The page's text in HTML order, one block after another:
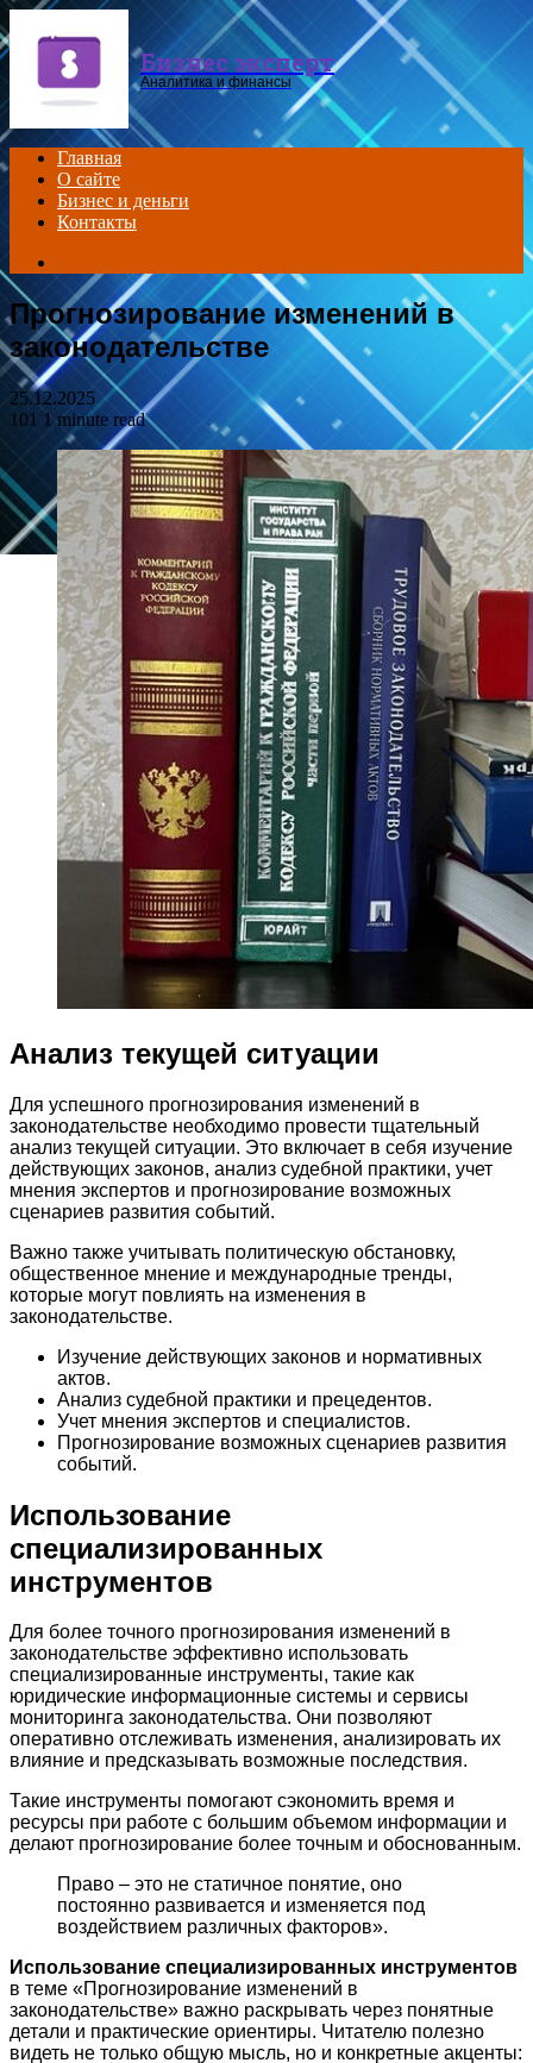
Бизнес эксперт
Аналитика и финансы
Главная
О сайте
Бизнес и деньги
Контакты
Прогнозирование изменений в
законодательстве
25.12.2025
101 1 minute read
Анализ текущей ситуации
Для успешного прогнозирования изменений в
законодательстве необходимо провести тщательный
анализ текущей ситуации. Это включает в себя изучение
действующих законов, анализ судебной практики, учет
мнения экспертов и прогнозирование возможных
сценариев развития событий.
Важно также учитывать политическую обстановку,
общественное мнение и международные тренды,
которые могут повлиять на изменения в
законодательстве.
Изучение действующих законов и нормативных
актов.
Анализ судебной практики и прецедентов.
Учет мнения экспертов и специалистов.
Прогнозирование возможных сценариев развития
событий.
Использование
специализированных
инструментов
Для более точного прогнозирования изменений в
законодательстве эффективно использовать
специализированные инструменты, такие как
юридические информационные системы и сервисы
мониторинга законодательства. Они позволяют
оперативно отслеживать изменения, анализировать их
влияние и предсказывать возможные последствия.
Такие инструменты помогают сэкономить время и
ресурсы при работе с большим объемом информации и
делают прогнозирование более точным и обоснованным.
Право – это не статичное понятие, оно
постоянно развивается и изменяется под
воздействием различных факторов».
Использование специализированных инструментов
в теме «Прогнозирование изменений в
законодательстве» важно раскрывать через понятные
детали и практические ориентиры. Читателю полезно
видеть не только общую мысль, но и конкретные акценты: